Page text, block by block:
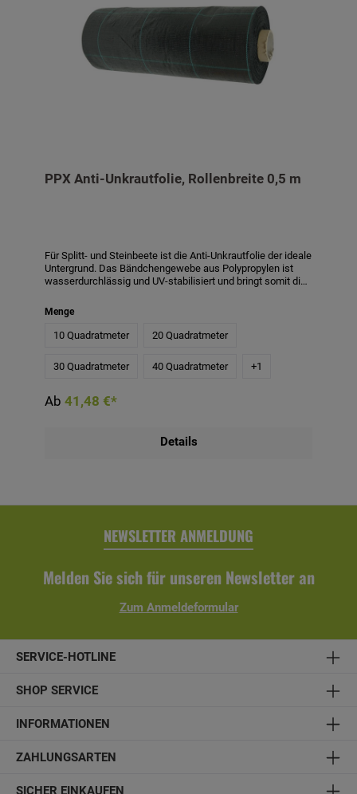
PPX Anti-Unkrautfolie, Rollenbreite 0,5 m
Für Splitt- und Steinbeete ist die Anti-Unkrautfolie der ideale
Untergrund. Das Bändchengewebe aus Polypropylen ist
wasserdurchlässig und UV-stabilisiert und bringt somit die
sich. Bei Verwendung der PPX Folie zur Verringerung von
Unkraut wird empfohlen, eine Schichthöhe von mindestens
4-5 cm anzuwenden. Bei einer geringeren Schichthöhe
haben z. B. Flugpollen leichteres Spiel sich festzusetzen
Produktmerkmale:- Material: Polypropylen- Qualität: ca. 110
weist 15 x 15 cm große, grüne Markierungen auf-
Rollenbreite: 0,5 m
Menge
10 Quadratmeter 20 Quadratmeter
30 Quadratmeter 40 Quadratmeter +1
Ab 41,48 €*
Details
NEWSLETTER ANMELDUNG
Melden Sie sich für unseren Newsletter an
Zum Anmeldeformular
SERVICE-HOTLINE
SHOP SERVICE
INFORMATIONEN
ZAHLUNGSARTEN
SICHER EINKAUFEN